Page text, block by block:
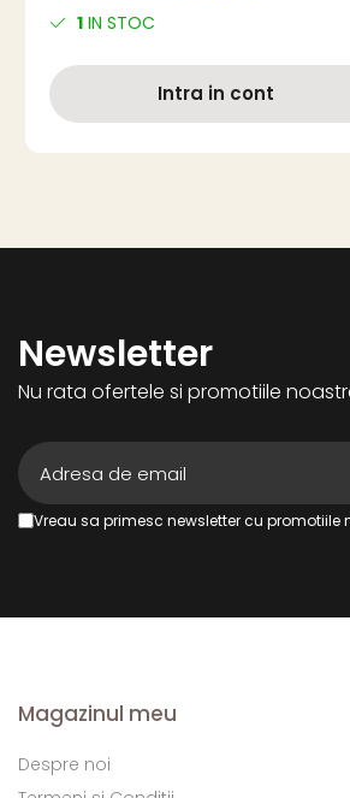
1 IN STOC
Intra in cont
Newsletter
Nu rata ofertele si promotiile
Vreau sa primesc newsletter cu
Magazinul meu
Despre noi